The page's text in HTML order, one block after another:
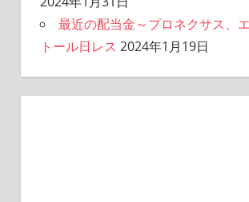
最近の配当金～プロネクサス、
トール日レス 2024年1月19日